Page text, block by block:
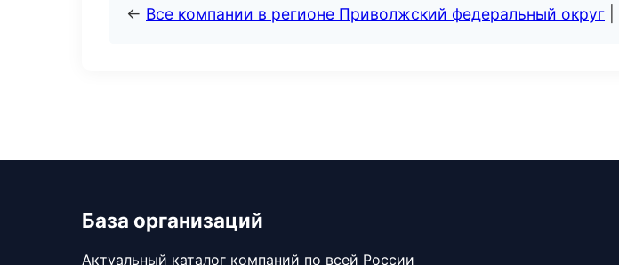
← Все компании в регионе Приволжский федеральный округ
База организаций
Актуальный каталог компаний по всей России